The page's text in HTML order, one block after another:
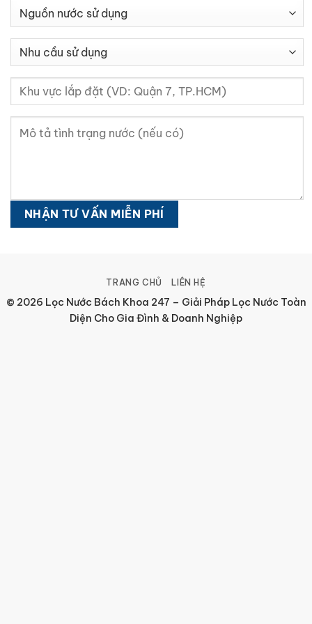
TRANG CHỦ LIÊN HỆ
© 2026 Lọc Nước Bách Khoa 247 – Giải Pháp Lọc Nước Toàn
Diện Cho Gia Đình & Doanh Nghiệp